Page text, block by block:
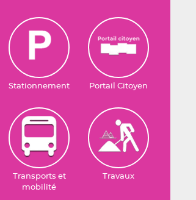
Stationnement Portail Citoyen
Transports et
mobilité
Travaux